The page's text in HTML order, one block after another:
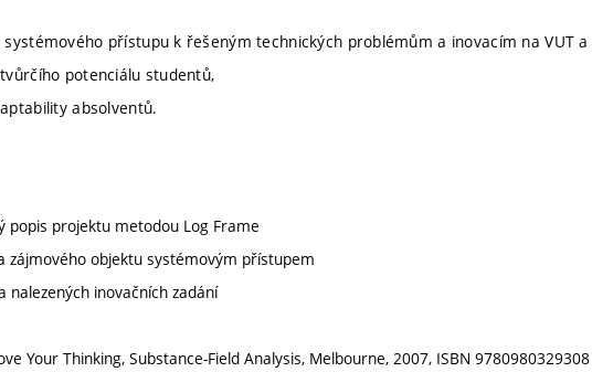
přístupu k řešeným technických problémům a inovacím na VUT
potenciálu studentů,
absolventů.
popis projektu metodou Log Frame
zájmového objektu systémovým přístupem
nalezených inovačních zadání
Your Thinking, Substance-Field Analysis, Melbourne, 2007, ISBN 9780980329308